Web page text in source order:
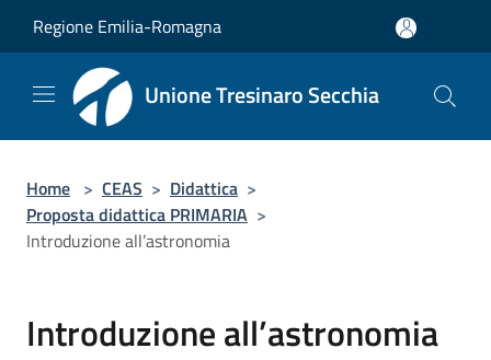
Regione Emilia-Romagna
Unione Tresinaro Secchia
Home > CEAS > Didattica >
Proposta didattica PRIMARIA >
Introduzione all’astronomia
Introduzione all’astronomia